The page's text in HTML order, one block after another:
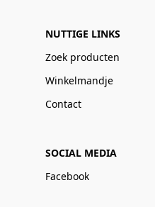
NUTTIGE LINKS
Zoek producten
Winkelmandje
Contact
SOCIAL MEDIA
Facebook